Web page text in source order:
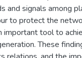
and signals among
to protect the
important tool to
These